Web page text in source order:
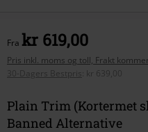
Fra kr 619,00
Pris inkl. moms og toll, Frakt
30-Dagers Bestpris
kr 639,00
Plain Trim (Kortermet
Banned Alternative